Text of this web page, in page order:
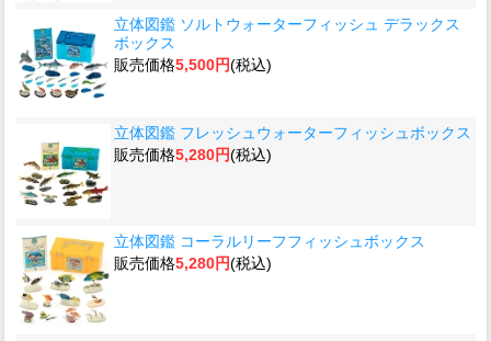
立体図鑑 ソルトウォーターフィッシュ デラックス
ボックス
販売価格5,500円(税込)
立体図鑑 フレッシュウォーターフィッシュボックス
販売価格5,280円(税込)
立体図鑑 コーラルリーフフィッシュボックス
販売価格5,280円(税込)